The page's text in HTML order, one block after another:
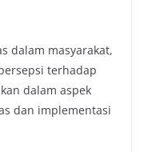
dalam masyarakat,
terhadap
dalam aspek
dan implementasi